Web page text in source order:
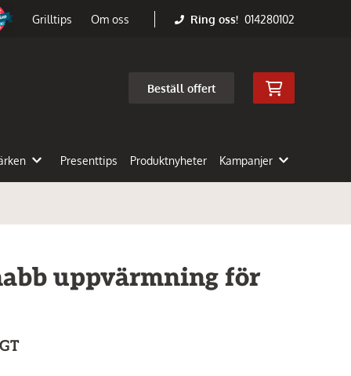
Grilltips Om oss Ring oss! 014280102
Beställ offert
Presenttips Produktnyheter Kampanjer
uppvärmning för